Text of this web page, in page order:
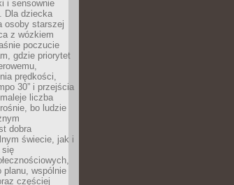
i sensownie
Dla dziecka
osoby starszej
z wózkiem
poczucie
gdzie priorytet
prędkości,
30” i przejścia
liczba
bo ludzie
dobra
świecie, jak i
się
planu, wspólnie
częściej